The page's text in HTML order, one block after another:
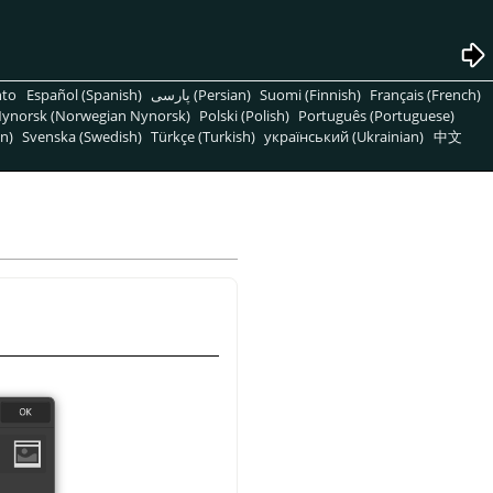
Español (Spanish) پارسی (Persian) Suomi (Finnish) Français (French)
(Norwegian Nynorsk) Polski (Polish) Português (Portuguese)
Svenska (Swedish) Türkçe (Turkish) український (Ukrainian) 中文